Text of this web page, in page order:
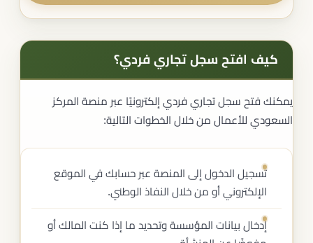
كيف افتح سجل تجاري فردي؟
يمكنك فتح سجل تجاري فردي إلكترونيًا عبر منصة المركز
السعودي للأعمال من خلال الخطوات التالية:
تسجيل الدخول إلى المنصة عبر حسابك في الموقع
الإلكتروني أو من خلال النفاذ الوطني.
إدخال بيانات المؤسسة وتحديد ما إذا كنت المالك أو